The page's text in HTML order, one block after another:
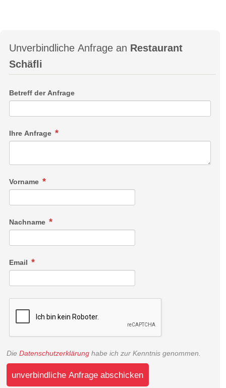
Unverbindliche Anfrage an Restaurant
Schäfli
Betreff der Anfrage
Ihre Anfrage
Vorname
Nachname
Email
Die Datenschutzerklärung habe ich zur Kenntnis genommen.
unverbindliche Anfrage abschicken